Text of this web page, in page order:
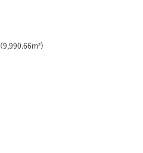
（9,990.66m²）